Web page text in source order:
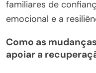
familiares de
emocional e a
Como as
apoiar a